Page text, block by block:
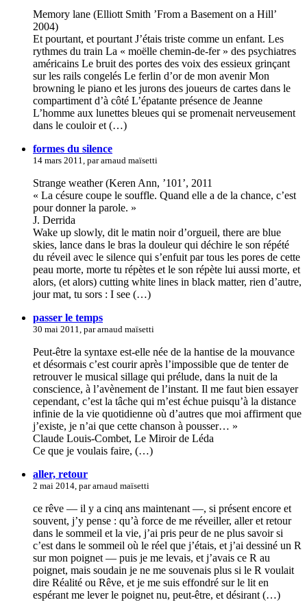
Memory lane (Elliott Smith ’From a Basement on a Hill’
2004)
Et pourtant, et pourtant J’étais triste comme un enfant. Les
rythmes du train La « moëlle chemin-de-fer » des psychiatres
américains Le bruit des portes des voix des essieux grinçant
sur les rails congelés Le ferlin d’or de mon avenir Mon
browning le piano et les jurons des joueurs de cartes dans le
compartiment d’à côté L’épatante présence de Jeanne
L’homme aux lunettes bleues qui se promenait nerveusement
dans le couloir et (…)
formes du silence
14 mars 2011, par arnaud maïsetti
Strange weather (Keren Ann, ’101’, 2011
« La césure coupe le souffle. Quand elle a de la chance, c’est
pour donner la parole. »
J. Derrida
Wake up slowly, dit le matin noir d’orgueil, there are blue
skies, lance dans le bras la douleur qui déchire le son répété
du réveil avec le silence qui s’enfuit par tous les pores de cette
peau morte, morte tu répètes et le son répète lui aussi morte, et
alors, (et alors) cutting white lines in black matter, rien d’autre,
jour mat, tu sors : I see (…)
passer le temps
30 mai 2011, par arnaud maïsetti
Peut-être la syntaxe est-elle née de la hantise de la mouvance
et désormais c’est courir après l’impossible que de tenter de
retrouver le musical sillage qui prélude, dans la nuit de la
conscience, à l’avènement de l’instant. Il me faut bien essayer
cependant, c’est la tâche qui m’est échue puisqu’à la distance
infinie de la vie quotidienne où d’autres que moi affirment que
j’existe, je n’ai que cette chanson à pousser… »
Claude Louis-Combet, Le Miroir de Léda
Ce que je voulais faire, (…)
aller, retour
2 mai 2014, par arnaud maïsetti
ce rêve — il y a cinq ans maintenant —, si présent encore et
souvent, j’y pense : qu’à force de me réveiller, aller et retour
dans le sommeil et la vie, j’ai pris peur de ne plus savoir si
c’est dans le sommeil où le réel que j’étais, et j’ai dessiné un R
sur mon poignet — puis je me levais, et j’avais ce R au
poignet, mais soudain je ne me souvenais plus si le R voulait
dire Réalité ou Rêve, et je me suis effondré sur le lit en
espérant me lever le poignet nu, peut-être, et désirant (…)